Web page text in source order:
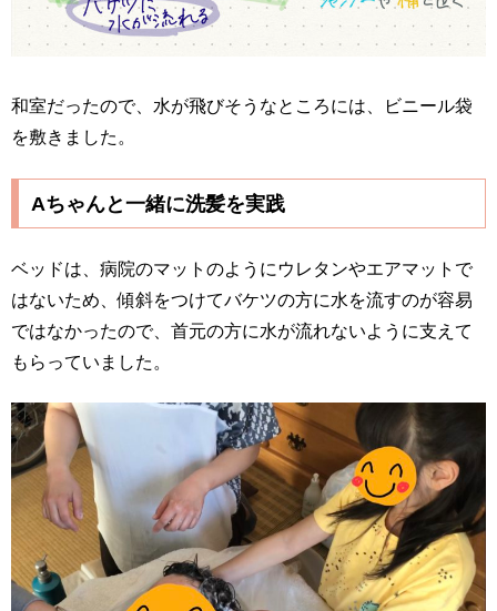
和室だったので、水が飛びそうなところには、ビニール袋
を敷きました。
Aちゃんと一緒に洗髪を実践
ベッドは、病院のマットのようにウレタンやエアマットで
はないため、傾斜をつけてバケツの方に水を流すのが容易
ではなかったので、首元の方に水が流れないように支えて
もらっていました。